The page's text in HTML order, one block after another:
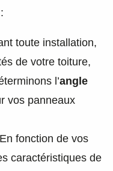
toute installation,
de votre toiture,
l’angle
vos panneaux
fonction de vos
caractéristiques de